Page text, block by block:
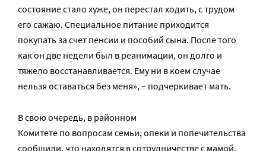
состояние стало хуже, он перестал ходить, с трудом
его сажаю. Специальное питание приходится
покупать за счет пенсии и пособий сына. После того
как он две недели был в реанимации, он долго и
тяжело восстанавливается. Ему ни в коем случае
нельзя оставаться без меня», – подчеркивает мать.
В свою очередь, в районном
Комитете по вопросам семьи, опеки и попечительства
сообщили, что находятся в сотрудничестве с мамой,